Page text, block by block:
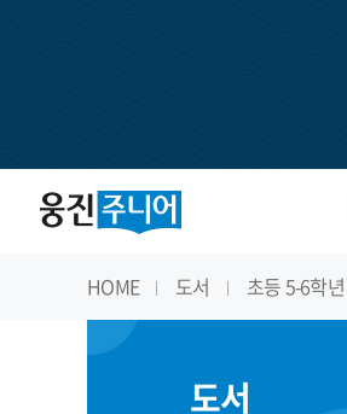
HOME 도서 초등 5-6학년
도서